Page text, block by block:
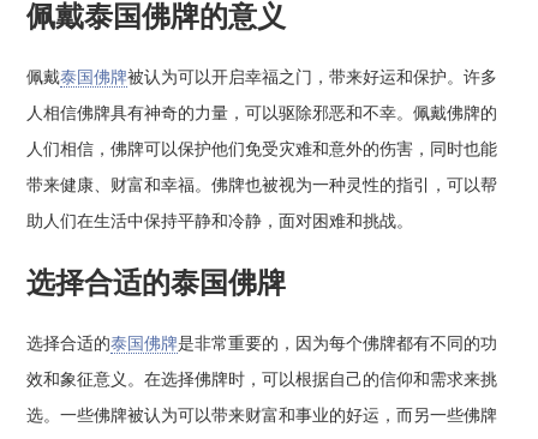
佩戴泰国佛牌的意义
佩戴泰国佛牌被认为可以开启幸福之门，带来好运和保护。许多
人相信佛牌具有神奇的力量，可以驱除邪恶和不幸。佩戴佛牌的
人们相信，佛牌可以保护他们免受灾难和意外的伤害，同时也能
带来健康、财富和幸福。佛牌也被视为一种灵性的指引，可以帮
助人们在生活中保持平静和冷静，面对困难和挑战。
选择合适的泰国佛牌
选择合适的泰国佛牌是非常重要的，因为每个佛牌都有不同的功
效和象征意义。在选择佛牌时，可以根据自己的信仰和需求来挑
选。一些佛牌被认为可以带来财富和事业的好运，而另一些佛牌